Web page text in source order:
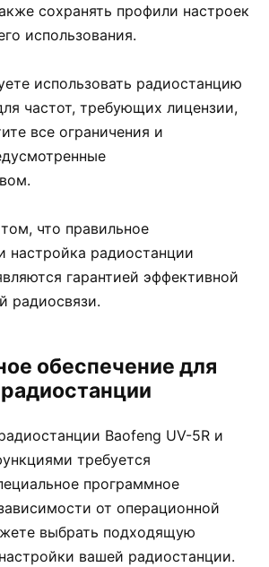
сохранять профили настроек
использования.
использовать радиостанцию
частот, требующих лицензии,
все ограничения и
что правильное
настройка радиостанции
гарантией эффективной
радиосвязи.
обеспечение для
Baofeng UV-5R и
требуется
программное
от операционной
выбрать подходящую
вашей радиостанции.